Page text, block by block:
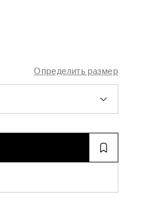
Определить размер